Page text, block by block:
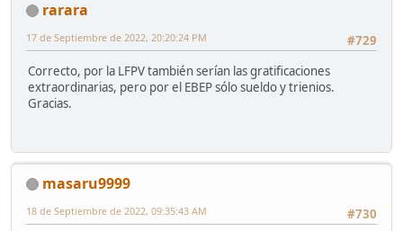
rarara
#729
17 de Septiembre de 2022, 20:20:24 PM
Correcto, por la LFPV también serían las gratificaciones
extraordinarias, pero por el EBEP sólo sueldo y trienios.
Gracias.
masaru9999
#730
18 de Septiembre de 2022, 09:35:43 AM